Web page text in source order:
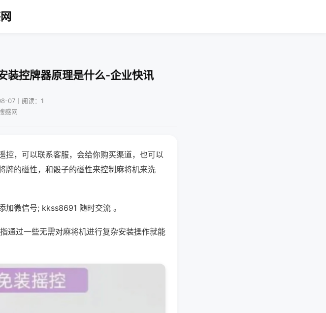
装控牌器原理是什么-企业快讯
07｜阅读：1
感网
控，可以联系客服，会给你购买渠道，也可以
牌的磁性，和骰子的磁性来控制麻将机来洗
加微信号; kkss8691 随时交流 。
通过一些无需对麻将机进行复杂安装操作就能